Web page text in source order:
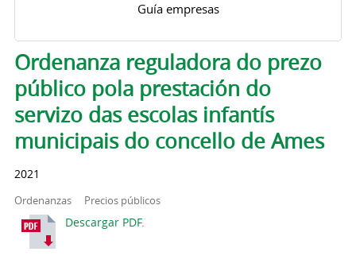
Guía empresas
Solapas principales
Ordenanza reguladora do prezo
público pola prestación do
servizo das escolas infantís
municipais do concello de Ames
2021
Ordenanzas Precios públicos
Descargar PDF.